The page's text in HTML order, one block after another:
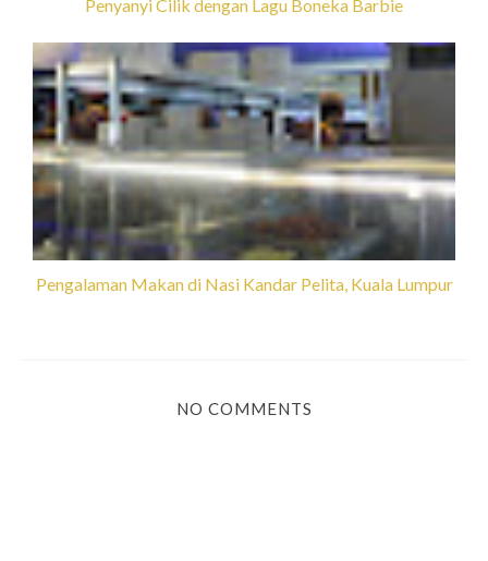
Penyanyi Cilik dengan Lagu Boneka Barbie
Pengalaman Makan di Nasi Kandar Pelita, Kuala Lumpur
NO COMMENTS